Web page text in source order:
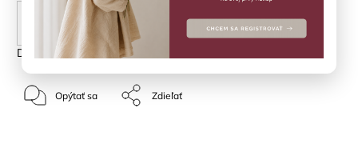
PRIDAŤ DO KOŠÍKA
Detailné informácie
Opýtať sa Zdieľať